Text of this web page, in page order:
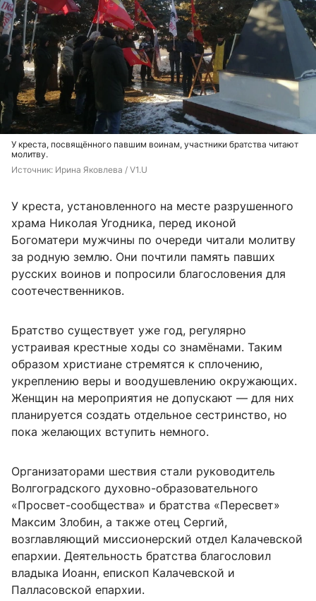
У креста, посвящённого павшим воинам, участники братства читают
молитву.
Источник: Ирина Яковлева / V1.U
У креста, установленного на месте разрушенного
храма Николая Угодника, перед иконой
Богоматери мужчины по очереди читали молитву
за родную землю. Они почтили память павших
русских воинов и попросили благословения для
соотечественников.
Братство существует уже год, регулярно
устраивая крестные ходы со знамёнами. Таким
образом христиане стремятся к сплочению,
укреплению веры и воодушевлению окружающих.
Женщин на мероприятия не допускают — для них
планируется создать отдельное сестринство, но
пока желающих вступить немного.
Организаторами шествия стали руководитель
Волгоградского духовно-образовательного
«Просвет-сообщества» и братства «Пересвет»
Максим Злобин, а также отец Сергий,
возглавляющий миссионерский отдел Калачевской
епархии. Деятельность братства благословил
владыка Иоанн, епископ Калачевской и
Палласовской епархии.